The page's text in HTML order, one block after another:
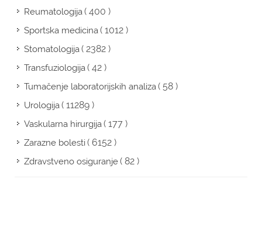
Reumatologija( 400 )
Sportska medicina( 1012 )
Stomatologija( 2382 )
Transfuziologija( 42 )
Tumačenje laboratorijskih analiza( 58 )
Urologija( 11289 )
Vaskularna hirurgija( 177 )
Zarazne bolesti( 6152 )
Zdravstveno osiguranje( 82 )